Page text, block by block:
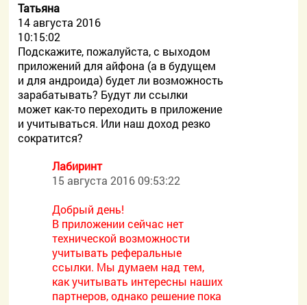
Татьяна
14 августа 2016
10:15:02
Подскажите, пожалуйста, с выходом
приложений для айфона (а в будущем
и для андроида) будет ли возможность
зарабатывать? Будут ли ссылки
может как-то переходить в приложение
и учитываться. Или наш доход резко
сократится?
Лабиринт
15 августа 2016 09:53:22
Добрый день!
В приложении сейчас нет
технической возможности
учитывать реферальные
ссылки. Мы думаем над тем,
как учитывать интересны наших
партнеров, однако решение пока